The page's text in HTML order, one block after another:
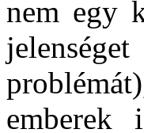
nem egy
emberek